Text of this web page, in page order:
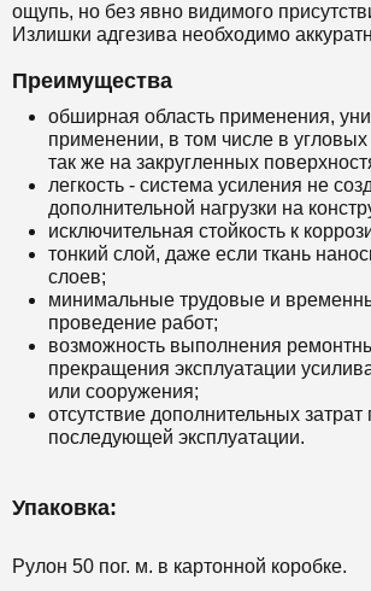
ощупь, но без явно видимого
Излишки адгезива необходимо
Преимущества
обширная область применения,
применении, в том числе в
так же на закругленных
легкость - система усиления не
дополнительной нагрузки на
исключительная стойкость к
тонкий слой, даже если ткань
слоев;
минимальные трудовые и
проведение работ;
возможность выполнения
прекращения эксплуатации
или сооружения;
отсутствие дополнительных затрат
последующей эксплуатации.
Упаковка:
Рулон 50 пог. м. в картонной коробке.